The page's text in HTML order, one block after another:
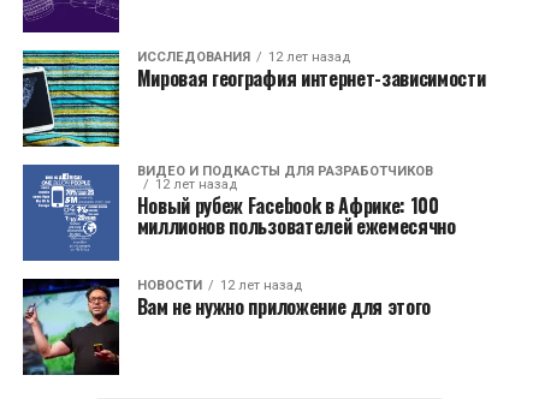
ИССЛЕДОВАНИЯ 12 лет назад
Мировая география интернет-зависимости
ВИДЕО И ПОДКАСТЫ ДЛЯ РАЗРАБОТЧИКОВ
12 лет назад
Новый рубеж Facebook в Африке: 100
миллионов пользователей ежемесячно
НОВОСТИ 12 лет назад
Вам не нужно приложение для этого